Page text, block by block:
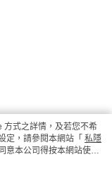
工作天到店，3天內
方式之詳情，及若您不希
定，請參閱本網站「 私隱
意本公司得按本網站使用